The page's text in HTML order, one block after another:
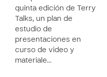
quinta edición de Terry
Talks, un plan de
estudio de
presentaciones en
curso de video y
materiale…